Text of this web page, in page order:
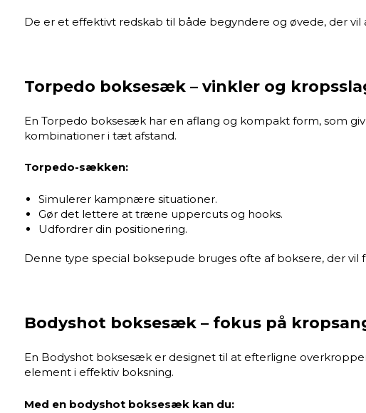
De er et effektivt redskab til både begyndere og øvede, der
Torpedo boksesæk – vinkler og
En Torpedo boksesæk har en aflang og kompakt form, som
kombinationer i tæt afstand.
Torpedo-sækken:
Simulerer kampnære situationer.
Gør det lettere at træne uppercuts og hooks.
Udfordrer din positionering.
Denne type special boksepude bruges ofte af boksere, der
Bodyshot boksesæk – fokus på
En Bodyshot boksesæk er designet til at efterligne
element i effektiv boksning.
Med en bodyshot boksesæk kan du: